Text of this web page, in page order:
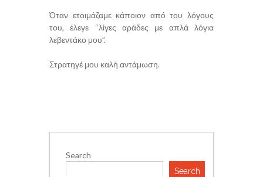
Όταν ετοιμάζαμε κάποιον από του λόγους
του, έλεγε “λίγες αράδες με απλά λόγια
λεβεντάκο μου”.
Στρατηγέ μου καλή αντάμωση.
Search
Search